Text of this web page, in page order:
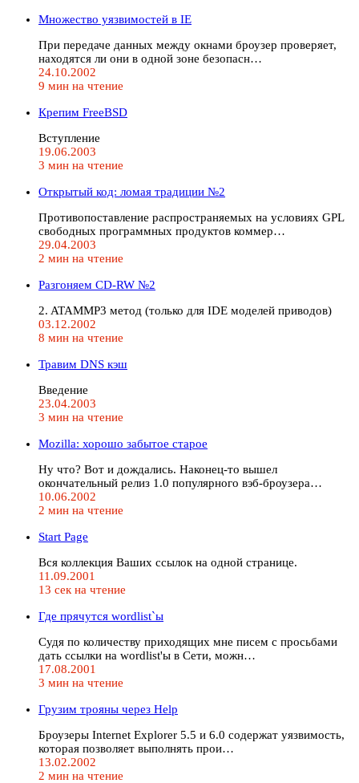
Множество уязвимостей в IE
При передаче данных между окнами броузер проверяет,
находятся ли они в одной зоне безопасн…
24.10.2002
9 мин на чтение
Крепим FreeBSD
Вступление
19.06.2003
3 мин на чтение
Открытый код: ломая традиции №2
Противопоставление распространяемых на условиях GPL
свободных программных продуктов коммер…
29.04.2003
2 мин на чтение
Разгоняем CD-RW №2
2. ATAMMP3 метод (только для IDE моделей приводов)
03.12.2002
8 мин на чтение
Травим DNS кэш
Введение
23.04.2003
3 мин на чтение
Mozilla: хорошо забытое старое
Ну что? Вот и дождались. Наконец-то вышел
окончательный релиз 1.0 популярного вэб-броузера…
10.06.2002
2 мин на чтение
Start Page
Вся коллекция Ваших ссылок на одной странице.
11.09.2001
13 сек на чтение
Где прячутся wordlist`ы
Судя по количеству приходящих мне писем с просьбами
дать ссылки на wordlist'ы в Сети, можн…
17.08.2001
3 мин на чтение
Грузим трояны через Help
Броузеры Internet Explorer 5.5 и 6.0 содержат уязвимость,
которая позволяет выполнять прои…
13.02.2002
2 мин на чтение